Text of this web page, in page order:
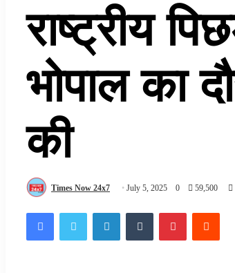
राष्ट्रीय
भोपाल का
की
Times Now 24x7 July 5, 2025 0 59,500
FacebookTwitterLinkedInTumblrPinterest